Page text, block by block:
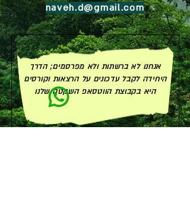
naveh.d@gmail.com
אנחנו לא ברשתות ולא מפרסמים; הדרך
היחידה לקבל עדכונים על הרצאות וקורסים
היא בקבוצת הווטסאפ השקטה שלנו